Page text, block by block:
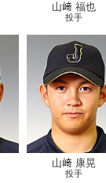
山﨑 福也
投手
山﨑 康晃
投手